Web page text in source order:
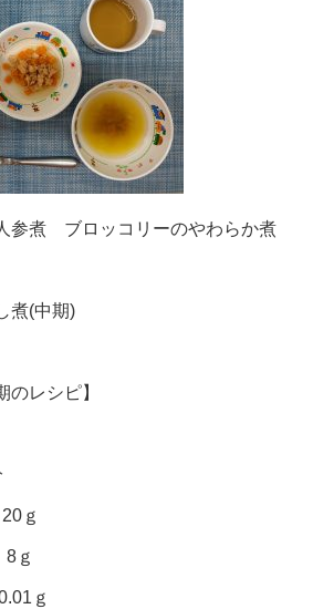
煮 ブロッコリーのやわらか煮
煮(中期)
のレシピ】
ｇ